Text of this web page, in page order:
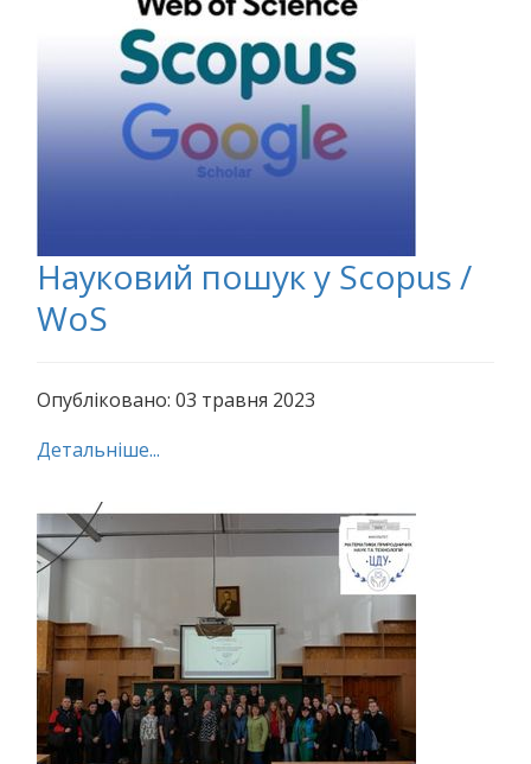
Науковий пошук у Scopus /
WoS
Опубліковано: 03 травня 2023
Детальніше...